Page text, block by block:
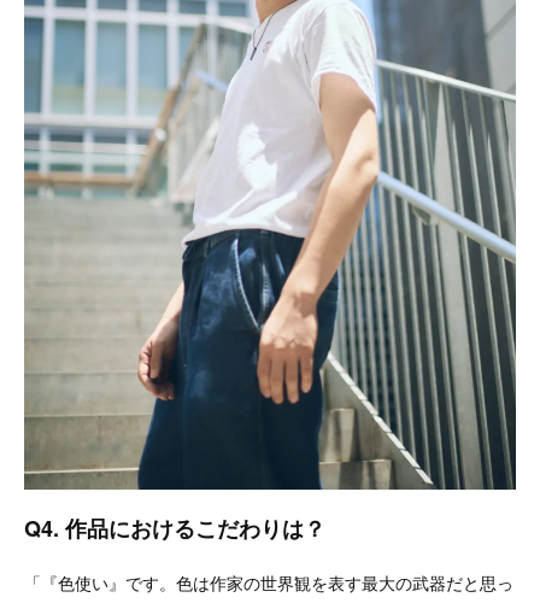
Q4. 作品におけるこだわりは？
「『色使い』です。色は作家の世界観を表す最大の武器だと思っ